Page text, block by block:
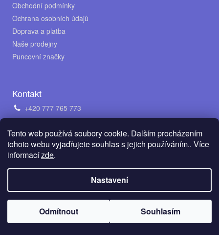
Tento web používá soubory cookie. Dalším procházením
tohoto webu vyjadřujete souhlas s jejich používáním.. Více
informacízde.
Nastavení
Odmítnout Souhlasím
Obchodní podmínky
Ochrana osobních údajů
Doprava a platba
Naše prodejny
Puncovní značky
Kontakt
+420 777 765 773
obchod@avento.cz
Napište nám na WhatsApp
Vytvořil Shoptet
Copyright 2026 AVENTO Jewellery s.r.o.
. Všechna práva